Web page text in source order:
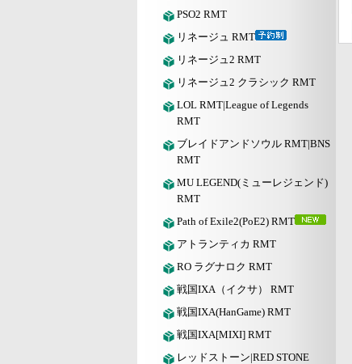
PSO2 RMT
リネージュ RMT
リネージュ2 RMT
リネージュ2 クラシック RMT
LOL RMT|League of Legends
RMT
ブレイドアンドソウル RMT|BNS
RMT
MU LEGEND(ミューレジェンド)
RMT
Path of Exile2(PoE2) RMT
アトランティカ RMT
RO ラグナロク RMT
戦国IXA（イクサ） RMT
戦国IXA(HanGame) RMT
戦国IXA[MIXI] RMT
レッドストーン|RED STONE